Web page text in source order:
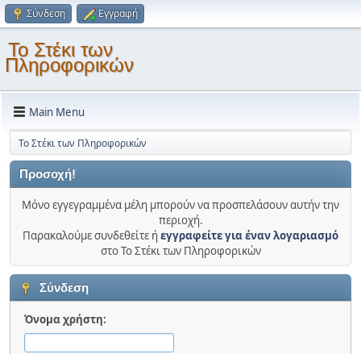
Σύνδεση Εγγραφή
Το Στέκι των
Πληροφορικών
Main Menu
Το Στέκι των Πληροφορικών
Προσοχή!
Μόνο εγγεγραμμένα μέλη μπορούν να προσπελάσουν αυτήν την
περιοχή.
Παρακαλούμε συνδεθείτε ήεγγραφείτε για έναν λογαριασμό
στο Το Στέκι των Πληροφορικών
Σύνδεση
Όνομα χρήστη: